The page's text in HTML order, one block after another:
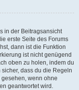
in der Beitragsansicht
erste Seite des Forums
dann ist die Funktion
ist nicht genügend
oben zu holen, indem du
dass du die Regeln
wenn ohne
geantwortet wird.